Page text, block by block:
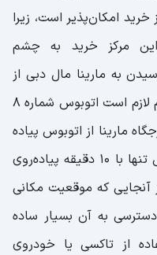
خرید امکان‌پذیر است، زیرا
این مرکز خرید به چشم
به مارینا مال دبی از
اتوبوس استفاده کنید. در این هنگام لازم است اتوبوس شماره ۸
مارینا از اتوبوس پیاده
شوید. پس از پیاده شدن از اتوبوس تنها با ۱۰ دقیقه پیاده‌‌روی
آنجایی که موقعیت مکانی
به آن بسیار ساده
از تاکسی یا خودروی